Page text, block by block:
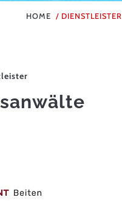
HOME DIENSTLEISTER